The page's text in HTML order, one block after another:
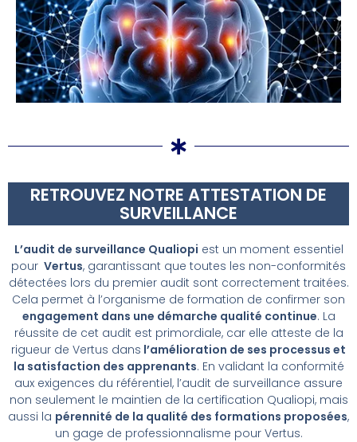
RETROUVEZ NOTRE ATTESTATION DE
SURVEILLANCE
L’audit de surveillance Qualiopi est un moment essentiel
pour Vertus, garantissant que toutes les non-conformités
détectées lors du premier audit sont correctement traitées.
Cela permet à l’organisme de formation de confirmer son
engagement dans une démarche qualité continue. La
réussite de cet audit est primordiale, car elle atteste de la
rigueur de Vertus dans l’amélioration de ses processus et
la satisfaction des apprenants. En validant la conformité
aux exigences du référentiel, l’audit de surveillance assure
non seulement le maintien de la certification Qualiopi, mais
aussi la pérennité de la qualité des formations proposées,
un gage de professionnalisme pour Vertus.